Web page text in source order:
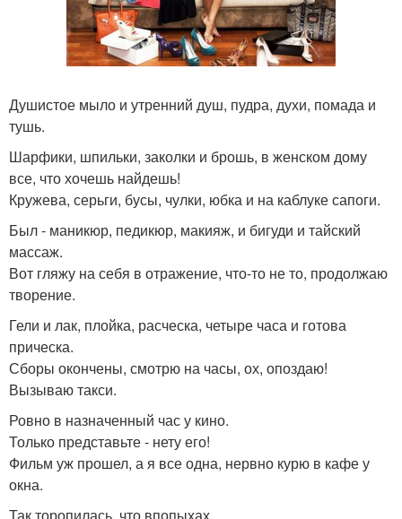
Душистое мыло и утренний душ, пудра, духи, помада и
тушь.
Шарфики, шпильки, заколки и брошь, в женском дому
все, что хочешь найдешь!
Кружева, серьги, бусы, чулки, юбка и на каблуке сапоги.
Был - маникюр, педикюр, макияж, и бигуди и тайский
массаж.
Вот гляжу на себя в отражение, что-то не то, продолжаю
творение.
Гели и лак, плойка, расческа, четыре часа и готова
прическа.
Сборы окончены, смотрю на часы, ох, опоздаю!
Вызываю такси.
Ровно в назначенный час у кино.
Только представьте - нету его!
Фильм уж прошел, а я все одна, нервно курю в кафе у
окна.